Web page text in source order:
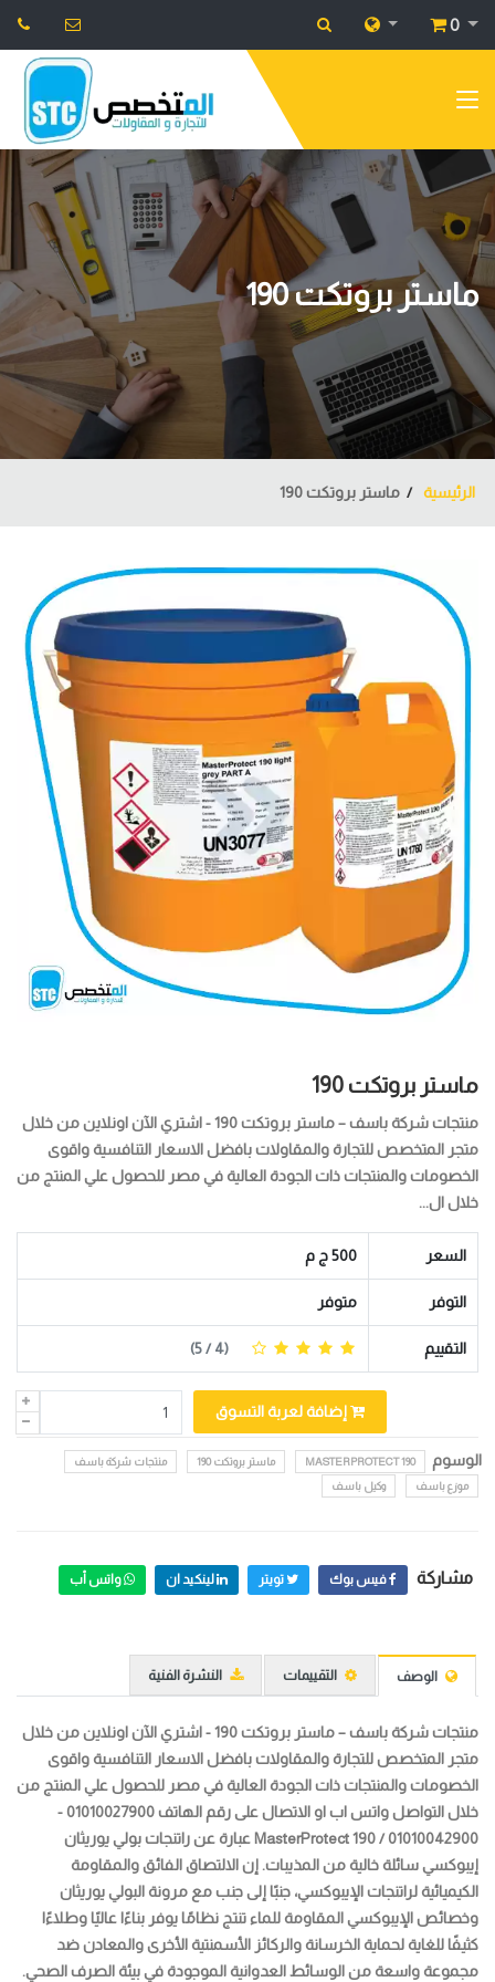
0
ماستر بروتكت 190
الرئيسية ماستر بروتكت 190
ماستر بروتكت 190
منتجات شركة باسف – ماستر بروتكت 190 - اشتري الآن اونلاين من خلال
متجر المتخصص للتجارة والمقاولات بافضل الاسعار التنافسية واقوى
الخصومات والمنتجات ذات الجودة العالية في مصر للحصول علي المنتج من
خلال ال...
السعر 500 ج م
التوفر متوفر
التقييم (
4
/ 5)
إضافة لعربة التسوق
الوسوم MASTERPROTECT 190 ماستر بروتكت 190
منتجات شركة باسف
موزع باسف
وكيل باسف
مشاركة فيس بوك تويتر لينكيد ان واتس أب
الوصف التقييمات النشرة الفنية
منتجات شركة باسف – ماستر بروتكت 190 - اشتري الآن اونلاين من خلال
متجر المتخصص للتجارة والمقاولات بافضل الاسعار التنافسية واقوى
الخصومات والمنتجات ذات الجودة العالية في مصر للحصول علي المنتج من
خلال التواصل واتس اب او الاتصال على رقم الهاتف 01010027900 -
01010042900 /
MasterProtect 190 عبارة عن راتنجات بولي يوريثان
إيبوكسي سائلة خالية من المذيبات. إن الالتصاق الفائق والمقاومة
الكيميائية لراتنجات الإيبوكسي، جنبًا إلى جنب مع مرونة البولي يوريثان
وخصائص الإيبوكسي المقاومة للماء تنتج نظامًا يوفر بناءًا عاليًا وطلاءًا
كثيفًا للغاية لحماية الخرسانة والركائز الأسمنتية الأخرى والمعادن ضد
مجموعة واسعة من الوسائط العدوانية الموجودة في بيئة الصرف الصحي.